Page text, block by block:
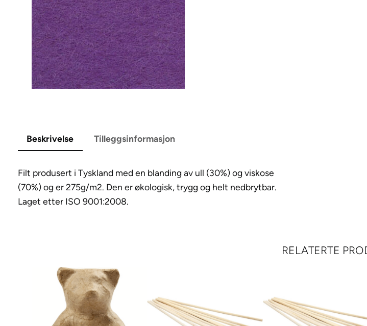
Beskrivelse Tilleggsinformasjon
Filt produsert i Tyskland med en blanding av ull (30%) og viskose
(70%) og er 275g/m2. Den er økologisk, trygg og helt nedbrytbar.
Laget etter ISO 9001:2008.
RELATERTE